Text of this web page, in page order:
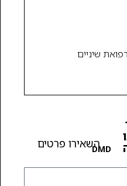
שיניים
DMDהשאירו פרטים